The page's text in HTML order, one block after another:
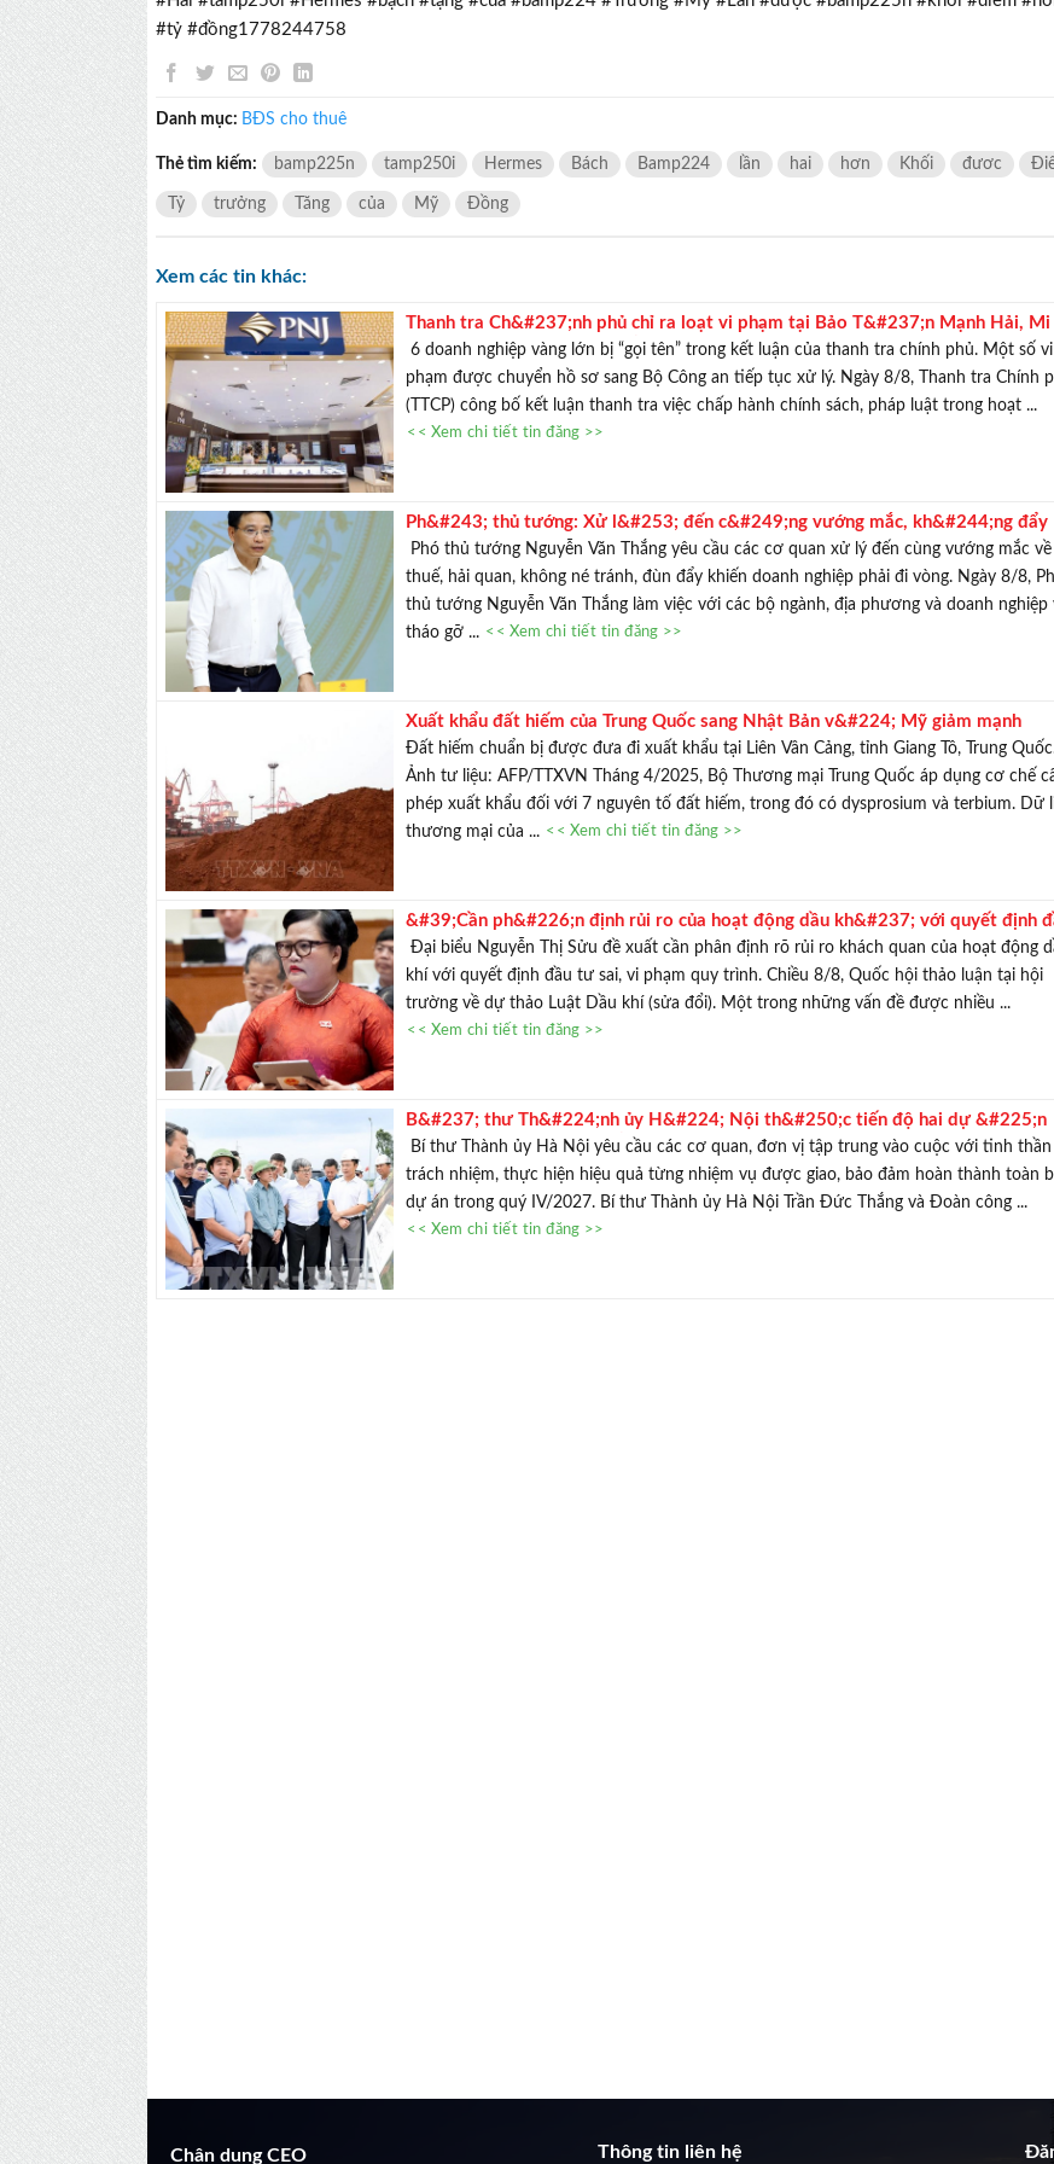
TƯ VẤN
Với hơn 1000 căn nhà và
chúng tôi sẽ giúp
#tỷ #đồng1778244758
Danh mục: BĐS cho thuê
Thẻ tìm kiếm: bamp225n tamp250i Hermes Bách Bamp224 lần hai hơn Khối đươc
Tỷ trưởng Tăng của Mỹ Đồng
Xem các tin khác:
Thanh tra Ch&#237;nh phủ chỉ ra loạt vi phạm tại Bảo T&#237;n Mạnh Hải, Mi
Hồng, PNJ, SJC, DOJI, chuyển hồ sơ sang Bộ C&#244;ng an
6 doanh nghiệp vàng lớn bị “gọi tên” trong kết luận của thanh tra chính phủ. Một số vi
phạm được chuyển hồ sơ sang Bộ Công an tiếp tục xử lý. Ngày 8/8, Thanh tra Chính
(TTCP) công bố kết luận thanh tra việc chấp hành chính sách, pháp luật trong hoạt ...
<< Xem chi tiết tin đăng >>
Ph&#243; thủ tướng: Xử l&#253; đến c&#249;ng vướng mắc, kh&#244;ng đẩy
doanh nghiệp đi v&#242;ng
Phó thủ tướng Nguyễn Văn Thắng yêu cầu các cơ quan xử lý đến cùng vướng mắc về
thuế, hải quan, không né tránh, đùn đẩy khiến doanh nghiệp phải đi vòng. Ngày 8/8,
thủ tướng Nguyễn Văn Thắng làm việc với các bộ ngành, địa phương và doanh nghiệp
tháo gỡ ... << Xem chi tiết tin đăng >>
Xuất khẩu đất hiếm của Trung Quốc sang Nhật Bản v&#224; Mỹ giảm mạnh
Đất hiếm chuẩn bị được đưa đi xuất khẩu tại Liên Vân Cảng, tỉnh Giang Tô, Trung
Ảnh tư liệu: AFP/TTXVN Tháng 4/2025, Bộ Thương mại Trung Quốc áp dụng cơ chế
phép xuất khẩu đối với 7 nguyên tố đất hiếm, trong đó có dysprosium và terbium. Dữ
thương mại của ... << Xem chi tiết tin đăng >>
&#39;Cần ph&#226;n định rủi ro của hoạt động dầu kh&#237; với quyết định
tư sai&#39;
Đại biểu Nguyễn Thị Sửu đề xuất cần phân định rõ rủi ro khách quan của hoạt động
khí với quyết định đầu tư sai, vi phạm quy trình. Chiều 8/8, Quốc hội thảo luận tại hội
trường về dự thảo Luật Dầu khí (sửa đổi). Một trong những vấn đề được nhiều ...
<< Xem chi tiết tin đăng >>
B&#237; thư Th&#224;nh ủy H&#224; Nội th&#250;c tiến độ hai dự &#225;n
giao th&#244;ng trọng điểm ph&#237;a Nam Thủ đ&#244;
Bí thư Thành ủy Hà Nội yêu cầu các cơ quan, đơn vị tập trung vào cuộc với tinh thần
trách nhiệm, thực hiện hiệu quả từng nhiệm vụ được giao, bảo đảm hoàn thành toàn
dự án trong quý IV/2027. Bí thư Thành ủy Hà Nội Trần Đức Thắng và Đoàn công ...
<< Xem chi tiết tin đăng >>
Chân dung CEO Thông tin liên hệ